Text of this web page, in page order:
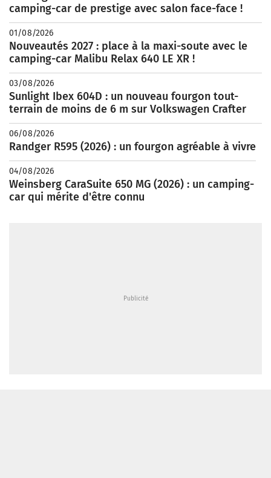
camping-car de prestige avec salon face-face !
01/08/2026
Nouveautés 2027 : place à la maxi-soute avec le
camping-car Malibu Relax 640 LE XR !
03/08/2026
Sunlight Ibex 604D : un nouveau fourgon tout-
terrain de moins de 6 m sur Volkswagen Crafter
06/08/2026
Randger R595 (2026) : un fourgon agréable à vivre
04/08/2026
Weinsberg CaraSuite 650 MG (2026) : un camping-
car qui mérite d'être connu